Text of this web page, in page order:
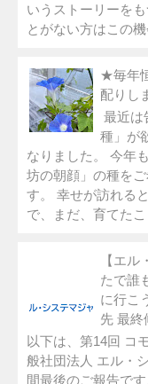
いうストーリーを
とがない方はこの
★毎年
配りし
最近は
種」が
なりました。 今年
坊の朝顔」の種を
す。 幸せが訪れる
で、まだ、育てた
【エ
たで誰
に行こ
先 最終
以下は、第14回 コ
般社団法人 エル・
間最後のご報告で